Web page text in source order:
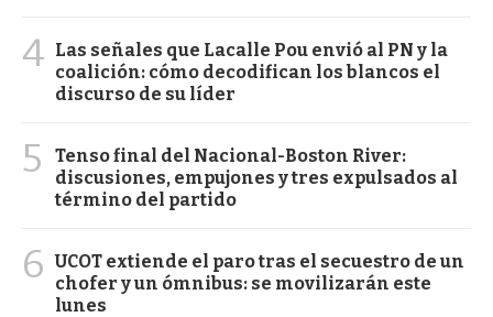
4 Las señales que Lacalle Pou envió al PN y la
coalición: cómo decodifican los blancos el
discurso de su líder
5
Tenso final del Nacional-Boston River:
discusiones, empujones y tres expulsados al
término del partido
6 UCOT extiende el paro tras el secuestro de un
chofer y un ómnibus: se movilizarán este
lunes